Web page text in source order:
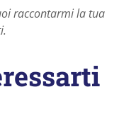
raccontarmi la tua